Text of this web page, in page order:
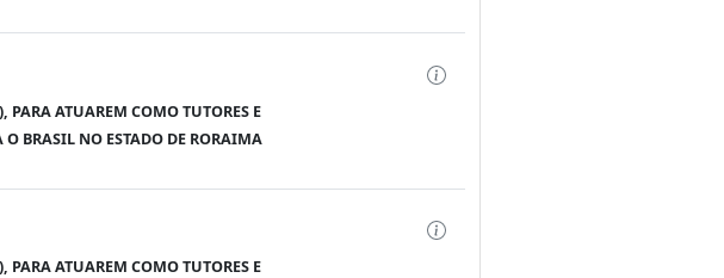
PARA ATUAREM COMO TUTORES E
BRASIL NO ESTADO DE RORAIMA
PARA ATUAREM COMO TUTORES E